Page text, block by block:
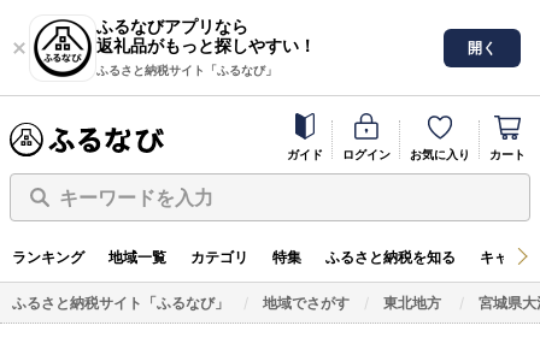
ふるなびアプリなら
返礼品がもっと探しやすい！
ふるさと納税サイト「ふるなび」
開く
ガイド ログイン お気に入り カート
キーワードを入力
ランキング 地域一覧 カテゴリ 特集 ふるさと納税を知る キャン
ふるさと納税サイト「ふるなび」 地域でさがす 東北地方 宮城県大